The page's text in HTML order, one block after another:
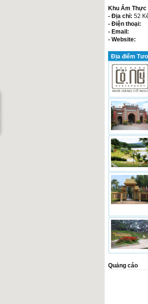
Khu Ẩm Thực
- Địa chỉ: 52
- Điện thoại:
- Email:
- Website:
Địa điểm
Quảng cáo